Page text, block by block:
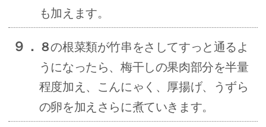
も加えます。
９． ８の根菜類が竹串をさしてすっと通るよ
うになったら、梅干しの果肉部分を半量
程度加え、こんにゃく、厚揚げ、うずら
の卵を加えさらに煮ていきます。